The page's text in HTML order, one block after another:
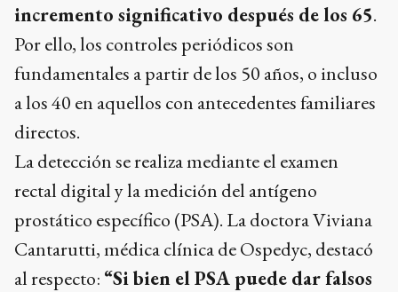
incremento significativo después de los 65.
Por ello, los controles periódicos son
fundamentales a partir de los 50 años, o incluso
a los 40 en aquellos con antecedentes familiares
directos.
La detección se realiza mediante el examen
rectal digital y la medición del antígeno
prostático específico (PSA). La doctora Viviana
Cantarutti, médica clínica de Ospedyc, destacó
al respecto: “Si bien el PSA puede dar falsos